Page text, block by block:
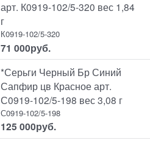
арт. К0919-102/5-320 вес 1,84
г
К0919-102/5-320
71 000руб.
*Серьги Черный Бр Синий
Сапфир цв Красное арт.
С0919-102/5-198 вес 3,08 г
С0919-102/5-198
125 000руб.